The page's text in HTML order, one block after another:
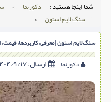
دیوارپوش
دکوراسیون داخلی
درب و پنجره
بتن-بتون
شهری ترافیکی
ساخت و ساز
شما اینجا هستید : دکورنما >
سنگ لایم استون
>
سنگ لایم‌ استون | معرفی، کاربردها، قیمت،
دکورنما ارسال:۱۴۰۴/۹/